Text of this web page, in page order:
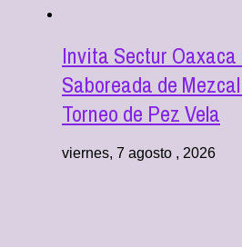
Invita Sectur
Saboreada de
Torneo de Pez Vela
viernes, 7 agosto , 2026